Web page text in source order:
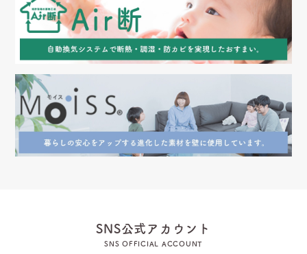
SNS公式アカウント
SNS OFFICIAL ACCOUNT